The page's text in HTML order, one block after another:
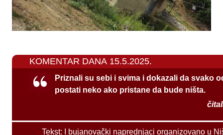
KOMENTAR DANA 15.5.2025.
Priznali su sebi i svima i dokazali da svako
postati neko ako pristane da bude ništa.
Tekst:
I bujanovački naprednjaci organizovano u